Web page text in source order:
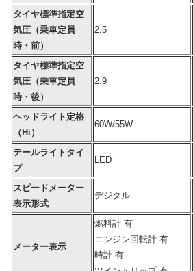
タイヤ標準指定空
気圧（乗車定員
時・前）
2.5
タイヤ標準指定空
気圧（乗車定員
時・後）
2.9
ヘッドライト定格
（Hi）
60W/55W
テールライトタイ
プ
LED
スピードメーター
表示形式
デジタル
メーター表示
燃料計 有
エンジン回転計 有
時計 有